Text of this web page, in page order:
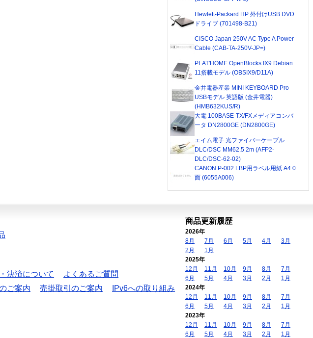
Hewlett-Packard HP 外付けUSB DVD
ドライブ (701498-B21)
CISCO Japan 250V AC Type A Power
Cable (CAB-TA-250V-JP=)
PLAT'HOME OpenBlocks IX9 Debian
11搭載モデル (OBSIX9/D11A)
金井電器産業 MINI KEYBOARD Pro
USBモデル 英語版 (金井電器)
(HMB632KUS/R)
大電 100BASE-TX/FXメディアコンバ
ータ DN2800GE (DN2800GE)
エイム電子 光ファイバーケーブル
DLC/DSC MM62.5 2m (AFP2-
DLC/DSC-62-02)
CANON P-002 LBP用ラベル用紙 A4 0
面 (6055A006)
決済について
よくあるご質問
ご案内 売掛取引のご案内
IPv6への取り組み
商品更新履歴
2026年
8月
7月 6月 5月 4月
3月
2月
1月
2025年
12月
11月 10月 9月 8月
7月
6月
5月 4月 3月 2月
1月
2024年
12月
11月 10月 9月 8月
7月
6月
5月 4月 3月 2月
1月
2023年
12月
11月 10月 9月 8月
7月
6月
5月 4月 3月 2月
1月